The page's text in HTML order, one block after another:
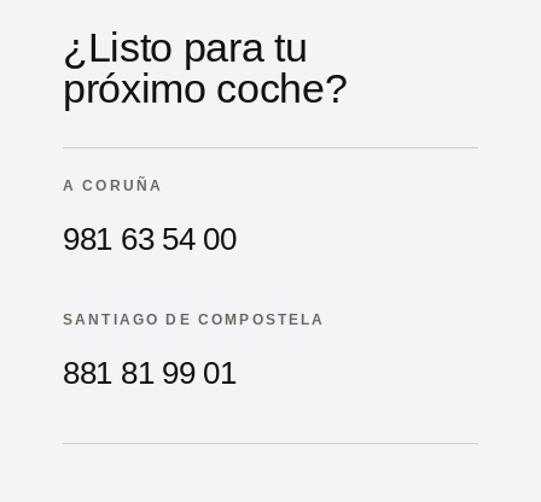
¿Listo para tu
próximo coche?
A CORUÑA
981 63 54 00
SANTIAGO DE COMPOSTELA
881 81 99 01